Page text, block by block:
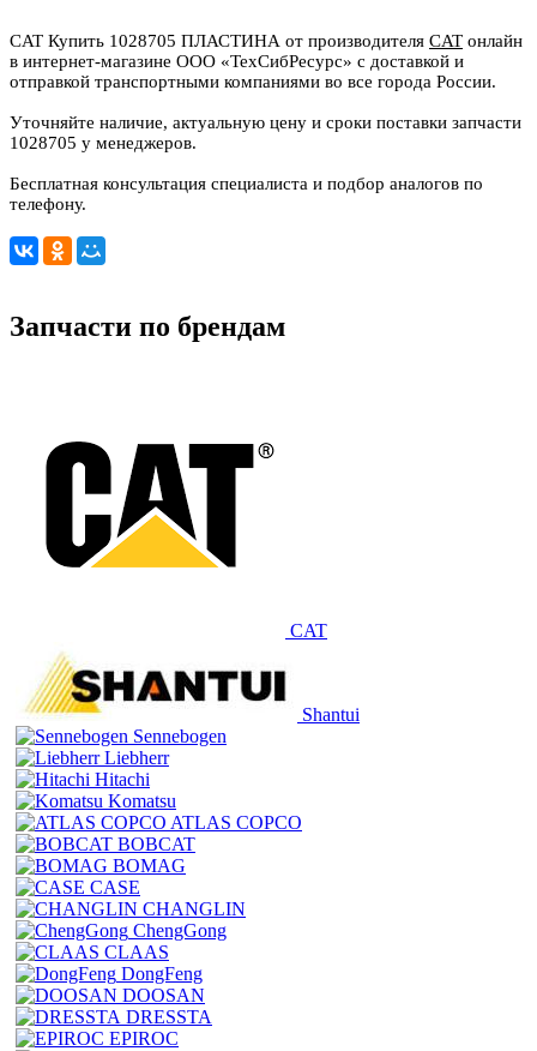
CAT Купить 1028705 ПЛАСТИНА от производителя CAT онлайн
в интернет-магазине ООО «ТехСибРесурс» с доставкой и
отправкой транспортными компаниями во все города России.
Уточняйте наличие, актуальную цену и сроки поставки запчасти
1028705 у менеджеров.
Бесплатная консультация специалиста и подбор аналогов по
телефону.
Запчасти по брендам
CAT
Shantui
Sennebogen
Liebherr
Hitachi
Komatsu
ATLAS COPCO
BOBCAT
BOMAG
CASE
CHANGLIN
ChengGong
CLAAS
DongFeng
DOOSAN
DRESSTA
EPIROC